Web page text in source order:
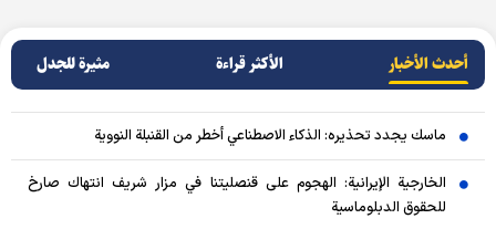
أحدث الأخبار الأکثر قراءة مثيرة للجدل
ماسك يجدد تحذيره: الذكاء الاصطناعي أخطر من القنبلة النووية
الخارجية الإيرانية: الهجوم على قنصليتنا في مزار شريف انتهاك صارخ
للحقوق الدبلوماسية